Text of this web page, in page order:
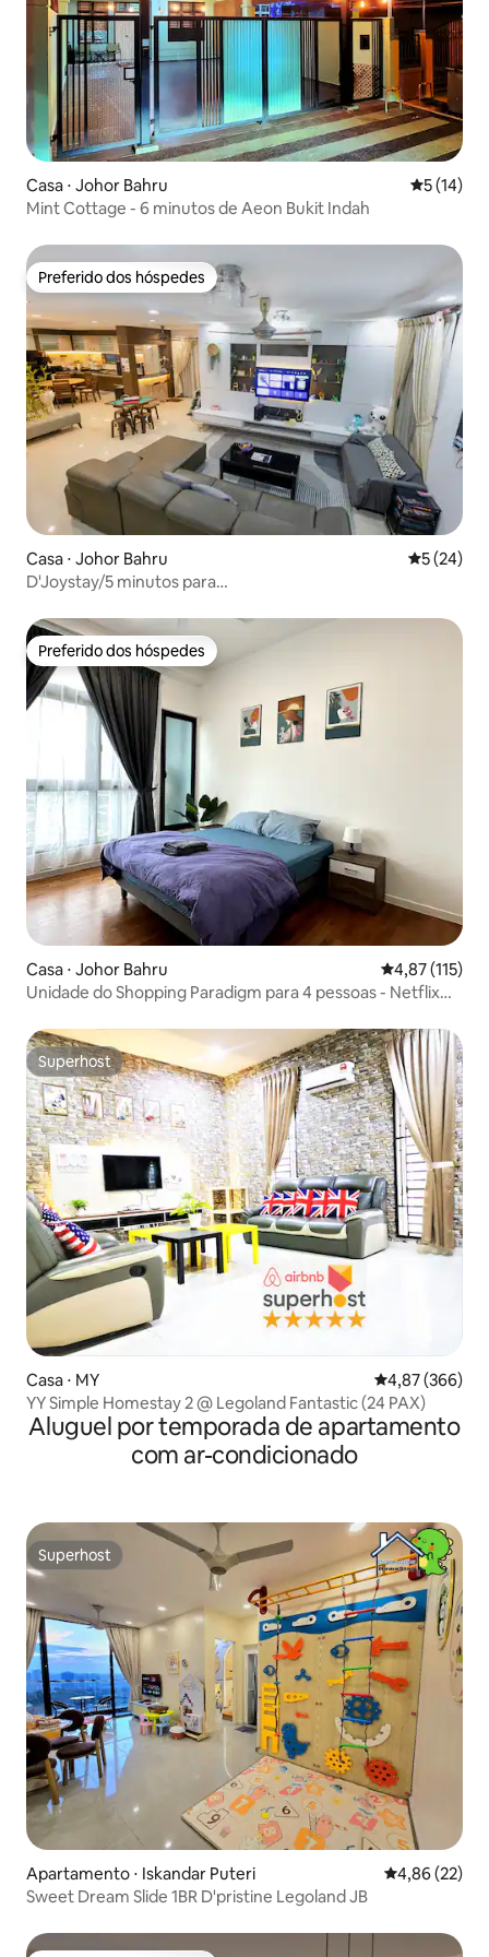
Casa ⋅ Johor Bahru 5 de uma
5 (14)
Mint Cottage - 6 minutos de Aeon Bukit Indah
Preferido dos hóspedes
Preferido dos hóspedes
Casa ⋅ Johor Bahru 5 de uma
5 (24)
D'Joystay/5 minutos para
Preferido dos hóspedes
Preferido dos hóspedes
Casa ⋅ Johor Bahru 4,87 de uma
4,87 (115)
Unidade do Shopping Paradigm para 4 pessoas - Netflix
Superhost
Superhost
Casa ⋅ MY 4,87 de uma
4,87 (366)
YY Simple Homestay 2 @ Legoland Fantastic (24 PAX)
Aluguel por temporada de apartamento
com ar-condicionado
Superhost
Superhost
Apartamento ⋅ Iskandar Puteri 4,86 de uma
4,86 (22)
Sweet Dream Slide 1BR D'pristine Legoland JB